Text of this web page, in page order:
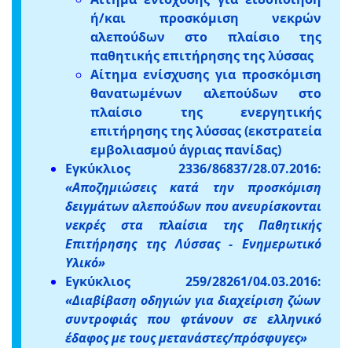
ή/και προσκόμιση νεκρών
αλεπούδων στο πλαίσιο της
παθητικής επιτήρησης της λύσσας
Αίτημα ενίσχυσης για προσκόμιση
θανατωμένων αλεπούδων στο
πλαίσιο της ενεργητικής
επιτήρησης της λύσσας (εκστρατεία
εμβολιασμού άγριας πανίδας)
Εγκύκλιος 2336/86837/28.07.2016:
«Αποζημιώσεις κατά την προσκόμιση
δειγμάτων αλεπούδων που ανευρίσκονται
νεκρές στα πλαίσια της Παθητικής
Επιτήρησης της Λύσσας - Ενημερωτικό
Υλικό»
Εγκύκλιος 259/28261/04.03.2016:
«Διαβίβαση οδηγιών για διαχείριση ζώων
συντροφιάς που φτάνουν σε ελληνικό
έδαφος με τους μετανάστες/πρόσφυγες»